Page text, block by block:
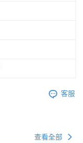
客服
查看全部